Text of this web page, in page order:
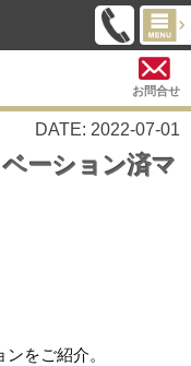
お問合せ
DATE: 2022-07-01
ーション済マ
をご紹介。